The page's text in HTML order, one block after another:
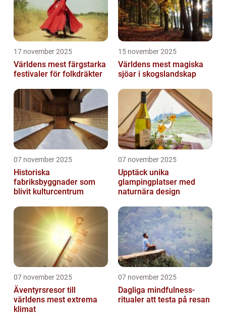
17 november 2025
Världens mest färgstarka
festivaler för folkdräkter
15 november 2025
Världens mest magiska
sjöar i skogslandskap
07 november 2025
Historiska
fabriksbyggnader som
blivit kulturcentrum
07 november 2025
Upptäck unika
glampingplatser med
naturnära design
07 november 2025
Äventyrsresor till
världens mest extrema
klimat
07 november 2025
Dagliga mindfulness-
ritualer att testa på resan